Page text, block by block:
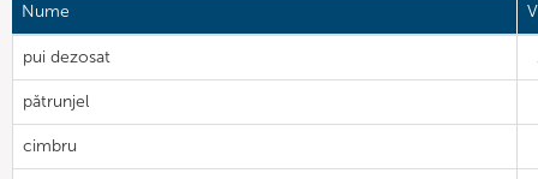
Nume
pui dezosat
pătrunjel
cimbru